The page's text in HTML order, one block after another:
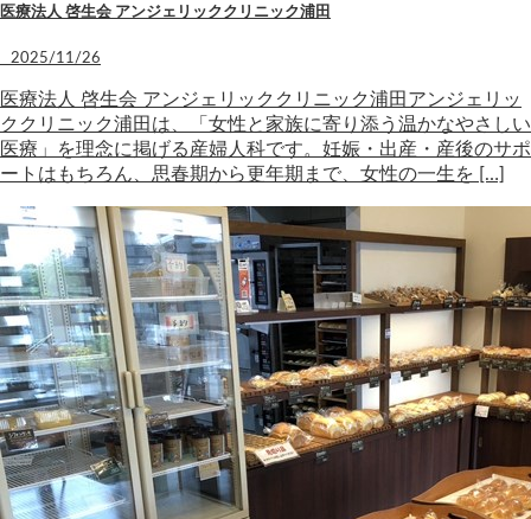
医療法人 啓生会 アンジェリッククリニック浦田
2025/11/26
医療法人 啓生会 アンジェリッククリニック浦田アンジェリッ
ククリニック浦田は、「女性と家族に寄り添う温かなやさしい
医療」を理念に掲げる産婦人科です。妊娠・出産・産後のサポ
ートはもちろん、思春期から更年期まで、女性の一生を […]